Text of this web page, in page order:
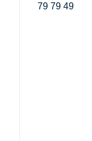
79 79 49